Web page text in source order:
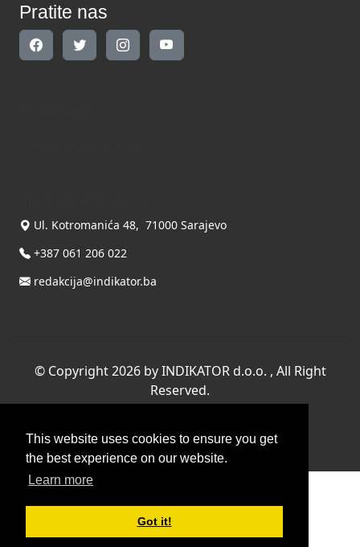
This website uses cookies to ensure you get
the best experience on our website.
Learn more
Got it!
Pratite nas
Ul. Kotromanića 48, 71000 Sarajevo
+387 061 206 022
redakcija@indikator.ba
© Copyright 2026 by INDIKATOR d.o.o. , All Right
Reserved.
Powered by THYME SYSTEMS doo